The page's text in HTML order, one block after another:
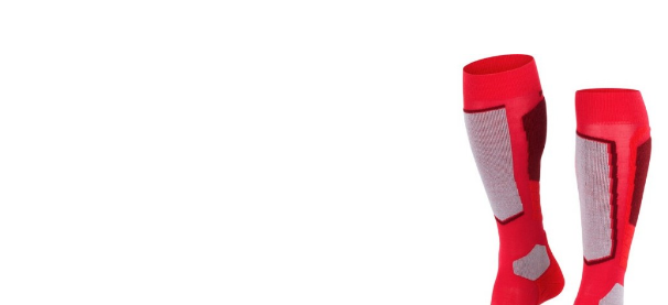
En achetant d'occasion : Economie CO²